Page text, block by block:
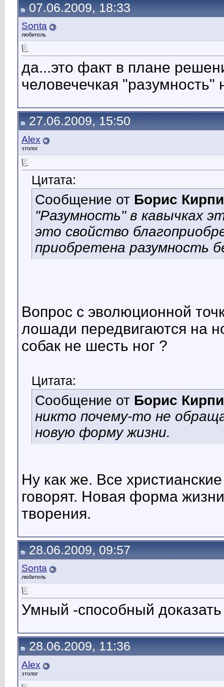
07.06.2009, 18:33
Sonta
любитель
да...это факт в плане
человечечкая
27.06.2009, 15:50
Alex
этолог
Цитата:
Сообщение от Борис
"Разумность" в кавычках
это свойство
приобретена разумность
Вопрос с эволюционной
лошади передвигаются на
собак не шесть ног ?
Цитата:
Сообщение от Борис
никто почему-то не
новую форму жизни.
Ну как же. Все
говорят. Новая форма
творения.
28.06.2009, 09:57
Sonta
любитель
Умный -способный доказать
28.06.2009, 11:36
Alex
этолог